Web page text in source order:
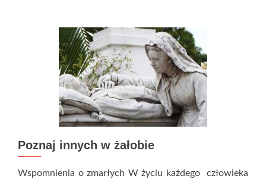
Poznaj innych w żałobie
Wspomnienia o zmarłych W życiu każdego człowieka